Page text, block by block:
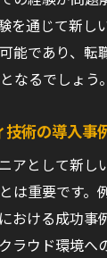
を通じて新し
能であり、転
なるでしょう。
術の導入事
アとして新し
は重要です。
おける成功事
ラウド環境へ